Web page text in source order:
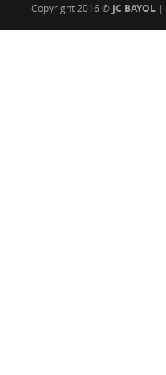
Copyright 2016 © JC BAYOL|